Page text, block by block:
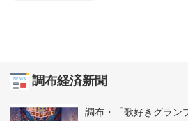
調布経済新聞
調布・「歌好きグラ